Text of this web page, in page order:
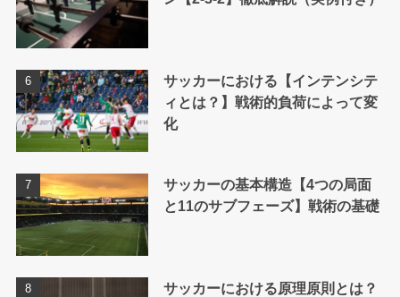
サッカーにおける【インテンシテ
ィとは？】戦術的負荷によって変
化
サッカーの基本構造【4つの局面
と11のサブフェーズ】戦術の基礎
サッカーにおける原理原則とは？